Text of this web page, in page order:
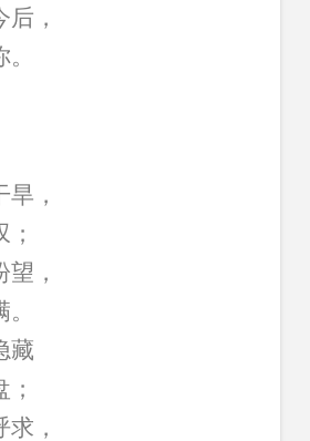
，
，
，
藏
，